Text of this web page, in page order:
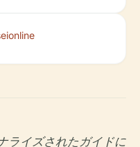
ライズされたガイドに